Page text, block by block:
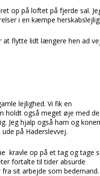
op på loftet på fjerde sal.
i en kæmpe
at flytte lidt længere hen ad
lejlighed. Vi fik en
holdt også meget øje med
Jeg hjalp også ham og
på Haderslevvej.
kravle op på et tag og tage
fortalte til tider absurde
sit arbejde som bedemand.